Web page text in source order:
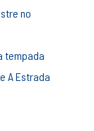
no
tempada
A Estrada